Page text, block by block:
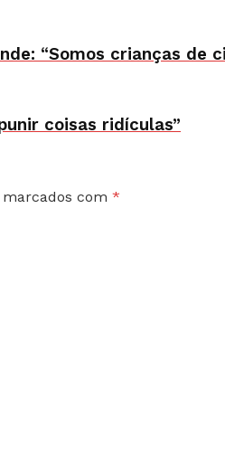
“Somos crianças de
coisas ridículas”
com *